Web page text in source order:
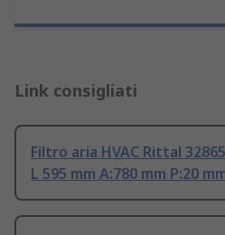
Link consigliati
Filtro aria HVAC Rittal
L 595 mm A:780 mm P:20